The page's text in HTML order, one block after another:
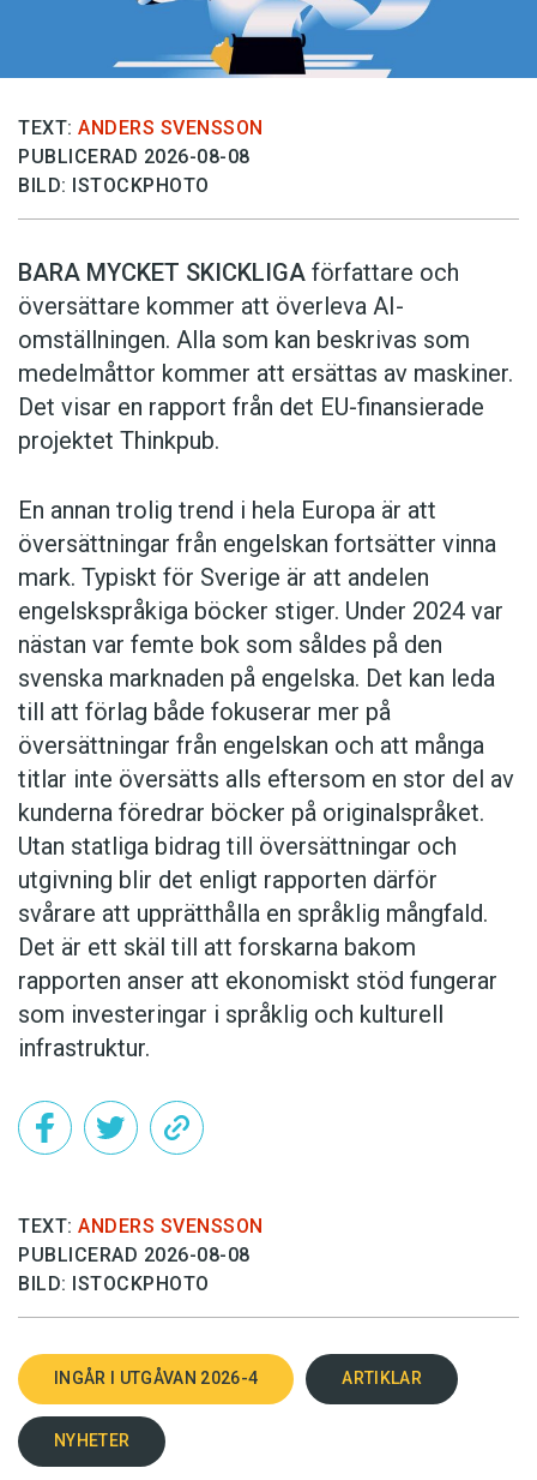
TEXT: ANDERS SVENSSON
PUBLICERAD 2026-08-08
BILD: ISTOCKPHOTO
BARA MYCKET SKICKLIGA författare och
översättare ­kommer att överleva AI-
omställningen. Alla som kan beskrivas som
medelmåttor kommer att ersättas av maskiner.
Det visar en rapport från det EU-finansierade
projektet Thinkpub.
En annan trolig trend i hela Europa är att
översättningar från engelskan fortsätter vinna
mark. Typiskt för Sverige är att andelen
engelskspråkiga böcker stiger. Under 2024 var
nästan var femte bok som såldes på den
svenska marknaden på engelska. Det kan leda
till att förlag både fokuserar mer på
översättningar från engelskan och att många
titlar inte översätts alls eftersom en stor del av
kunderna föredrar böcker på originalspråket.
Utan statliga bidrag till översättningar och
utgivning blir det enligt rapporten därför
svårare att upprätthålla en språklig mångfald.
Det är ett skäl till att forskarna bakom
rapporten anser att ekonomiskt stöd fungerar
som investeringar i språklig och kulturell
infrastruktur.
TEXT: ANDERS SVENSSON
PUBLICERAD 2026-08-08
BILD: ISTOCKPHOTO
INGÅR I UTGÅVAN 2026-4 ARTIKLAR
NYHETER